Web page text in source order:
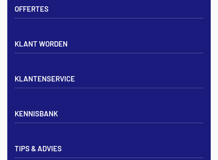
Noppenplaten
Draadmatten
Noppenplaat systeem
OFFERTES
Offerte voor vloerverwarming
Vloerverwarming Tilburg
KLANT WORDEN
Aanmelden zakelijk
KLANTENSERVICE
Zakelijk aanmelden
Bezorgen & afhalen
Privacybeleid
KENNISBANK
Vloerverwarming en radiatoren
TIPS & ADVIES